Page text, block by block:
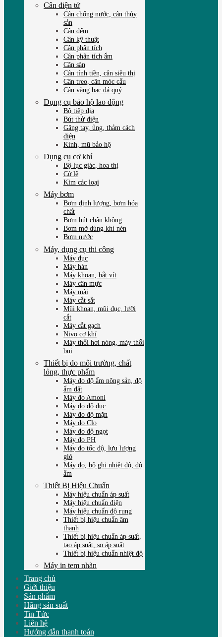
Cân điện tử
Cân chống nước, cân thủy
sản
Cân đếm
Cân kỹ thuật
Cân phân tích
Cân phân tích ẩm
Cân sàn
Cân tính tiền, cân siêu thị
Cân treo, cân móc cẩu
Cân vàng bạc đá quý
Dụng cụ bảo hộ lao động
Bộ tiếp địa
Bút thử điện
Găng tay, ủng, thảm cách
điện
Kính, mũ bảo hộ
Dụng cụ cơ khí
Bộ lục giác, hoa thị
Cờ lê
Kìm các loại
Máy bơm
Bơm định lượng, bơm hóa
chất
Bơm hút chân không
Bơm mỡ dùng khí nén
Bơm nước
Máy, dụng cụ thi công
Máy đục
Máy hàn
Máy khoan, bắt vít
Máy cân mực
Máy mài
Máy cắt sắt
Mũi khoan, mũi đục, lưỡi
cắt
Máy cắt gạch
Nivo cơ khí
Máy thổi hơi nóng, máy thổi
bụi
Thiết bị đo môi trường, chất
lỏng, thực phẩm
Máy đo độ ẩm nông sản, độ
ẩm đất
Máy đo Amoni
Máy đo độ đục
Máy đo độ mặn
Máy đo Clo
Máy đo độ ngọt
Máy đo PH
Máy đo tốc độ, lưu lượng
gió
Máy đo, bộ ghi nhiệt độ, độ
ẩm
Thiết Bị Hiệu Chuẩn
Máy hiệu chuẩn áp suất
Máy hiệu chuẩn điện
Máy hiệu chuẩn độ rung
Thiết bị hiệu chuẩn âm
thanh
Thiết bị hiệu chuẩn áp suất,
tạo áp suất, so áp suất
Thiết bị hiệu chuẩn nhiệt độ
Máy in tem nhãn
Trang chủ
Giới thiệu
Sản phẩm
Hãng sản suất
Tin Tức
Liên hệ
Hướng dẫn thanh toán